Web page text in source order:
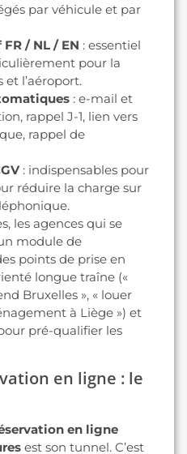
par véhicule et par
/ NL / EN : essentiel
pour la
et l’aéroport.
: e-mail et
rappel J-1, lien vers
rappel de
: indispensables pour
réduire la charge sur
les agences qui se
module de
points de prise en
longue traîne («
Bruxelles », « louer
à Liège ») et
pré-qualifier les
en ligne : le
en ligne
est son tunnel. C’est